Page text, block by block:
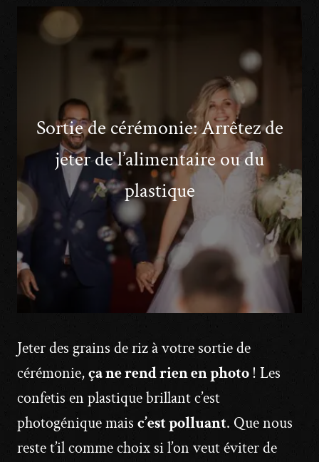
Sortie de cérémonie: Arrêtez de
jeter de l’alimentaire ou du
plastique
Jeter des grains de riz à votre sortie de
cérémonie,ça ne rend rien en photo! Les
confetis en plastique brillant c’est
photogénique mais c’est polluant. Que nous
reste t’il comme choix si l’on veut éviter de